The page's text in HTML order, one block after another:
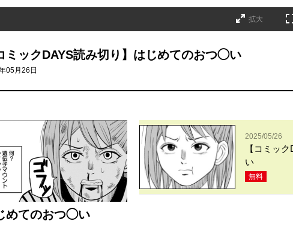
拡大
ミックDAYS読み切り】はじめてのおつ◯い
05月26日
めてのおつ◯い
2025/05/26
【コミッ
い
無料